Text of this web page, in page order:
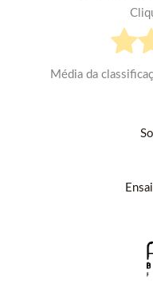
Média da